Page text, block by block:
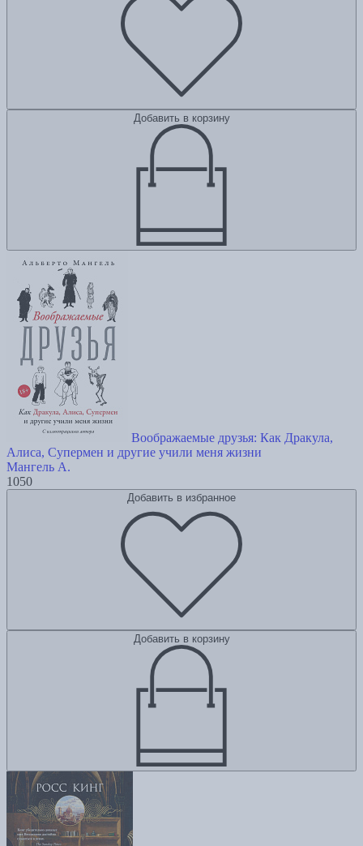
Добавить в корзину
Воображаемые друзья: Как Дракула,
Алиса, Супермен и другие учили меня жизни
Мангель А.
1050
Добавить в избранное
Добавить в корзину